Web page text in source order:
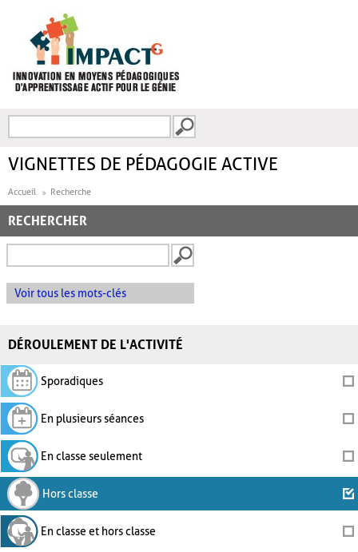
FORMULAIRE DE
VIGNETTES DE PÉDAGOGIE ACTIVE
Accueil Recherche
RECHERCHER
Voir tous les mots-clés
DÉROULEMENT DE L'ACTIVITÉ
Sporadiques
En plusieurs séances
En classe seulement
Hors classe
En classe et hors classe